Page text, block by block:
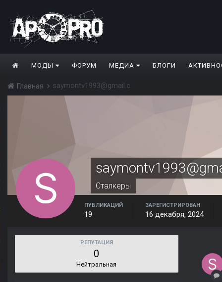
МОДЫ ФОРУМ МЕДИА БЛОГИ
Главная saymontv1993@gmail.c
Сталкеры
ПУБЛИКАЦИЙ
19
ЗАРЕГИСТРИРОВАН
16 декабря, 2024
РЕПУТАЦИЯ
0
Нейтральная